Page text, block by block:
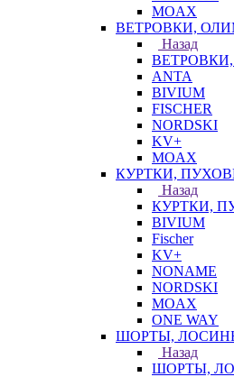
MOAX
ВЕТРОВКИ,
Назад
ANTA
BIVIUM
FISCHER
NORDSKI
KV+
MOAX
КУРТКИ,
Назад
КУРТКИ,
BIVIUM
Fischer
KV+
NONAME
NORDSKI
MOAX
ONE WAY
ШОРТЫ,
Назад
ШОРТЫ,